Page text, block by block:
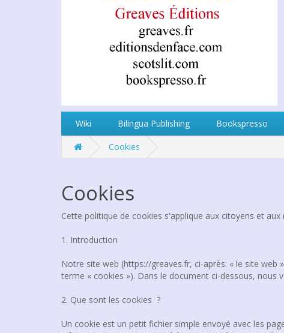
Wiki Bilingua Publishing Bookspresso
Cookies
Cookies
Cette politique de cookies s'applique aux citoyens et
1. Introduction
Notre site web (https://greaves.fr, ci-après: « le site
terme « cookies »). Dans le document ci-dessous,
2. Que sont les cookies ?
Un cookie est un petit fichier simple envoyé avec les